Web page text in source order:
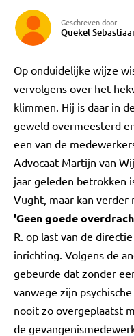
Geschreven door
Quekel
Op onduidelijke wijze
vervolgens over het
klimmen. Hij is daar in
geweld overmeesterd
een van de
Advocaat Martijn van
jaar geleden betrokken
Vught, maar kan
'Geen goede
R. op last van de
inrichting. Volgens de
gebeurde dat zonder
vanwege zijn
nooit zo overgeplaatst
de